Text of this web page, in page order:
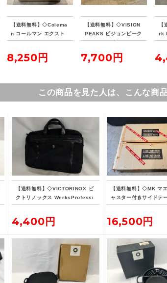
【送料無料】◇Colema
n コールマン エクスト
リームクーラー 70QT
8,250円
【送料無料】◇VISION
PEAKS ビジョンピーク
ス ファイアプレイス TC
7,700円
rk
デ
この商品を見た人は、こんな商
【送料無料】◇VICTORINOX ビ
クトリノックス WerksProfessi
onal CORDURA 3WAY 604685
4,400円
【送料無料】◇MK マ
ャスター付きサイドテ
E-015
16,500円